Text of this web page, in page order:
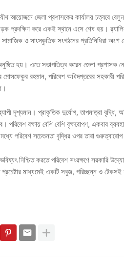
আয়োজনে জেলা প্রশাসকের কার্যালয় চত্বরে
প্রদক্ষিণ করে একই স্থানে এসে শেষ হয়।
সামাজিক ও সাংস্কৃতিক সংগঠনের প্রতিনিধিরা অংশ
হয়। এতে সভাপতিত্ব করেন জেলা প্রশাসক
রহমান, পরিবেশ অধিদপ্তরের সহকারী
দৃশ্যমান। প্রাকৃতিক দুর্যোগ, তাপমাত্রা বৃদ্ধি,
রক্ষায় বেশি বেশি বৃক্ষরোপণ, একবার
পরিবেশ সচেতনতা বৃদ্ধির ওপর তারা
নিশ্চিত করতে পরিবেশ সংরক্ষণে সরকারি
প্রচেষ্টার মাধ্যমেই একটি সবুজ, পরিচ্ছন্ন ও